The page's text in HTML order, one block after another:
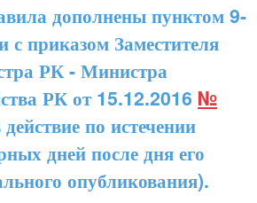
дополнены пунктом 9-
с приказом Заместителя
РК - Министра
РК от 15.12.2016 №
по истечении
дней после дня его
опубликования).